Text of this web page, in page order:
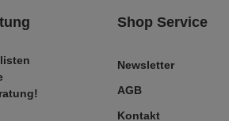
Shop Service
Newsletter
AGB
Kontakt